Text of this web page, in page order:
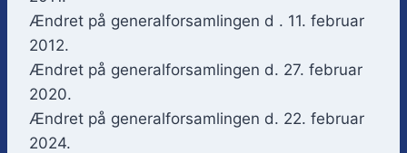
Ændret på generalforsamlingen d . 11. februar
2012.
Ændret på generalforsamlingen d. 27. februar
2020.
Ændret på generalforsamlingen d. 22. februar
2024.